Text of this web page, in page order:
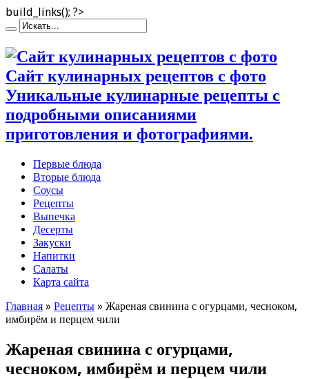
build_links(); ?>
Сайт кулинарных рецептов с фото
Уникальные кулинарные рецепты с
подробными описаниями
приготовления и фотографиями.
Первые блюда
Вторые блюда
Соусы
Рецепты
Выпечка
Десерты
Закуски
Напитки
Салаты
Карта сайта
Главная » Рецепты » Жареная свинина с огурцами, чесноком,
имбирём и перцем чили
Жареная свинина с огурцами,
чесноком, имбирём и перцем чили